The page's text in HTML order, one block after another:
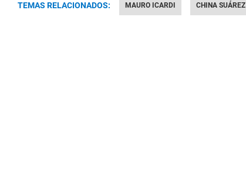
TEMAS RELACIONADOS: MAURO ICARDI CHINA SUÁREZ